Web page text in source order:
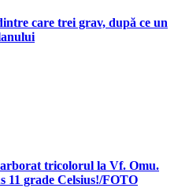
care trei grav, după ce un
tricolorul la Vf. Omu.
11 grade Celsius!/FOTO